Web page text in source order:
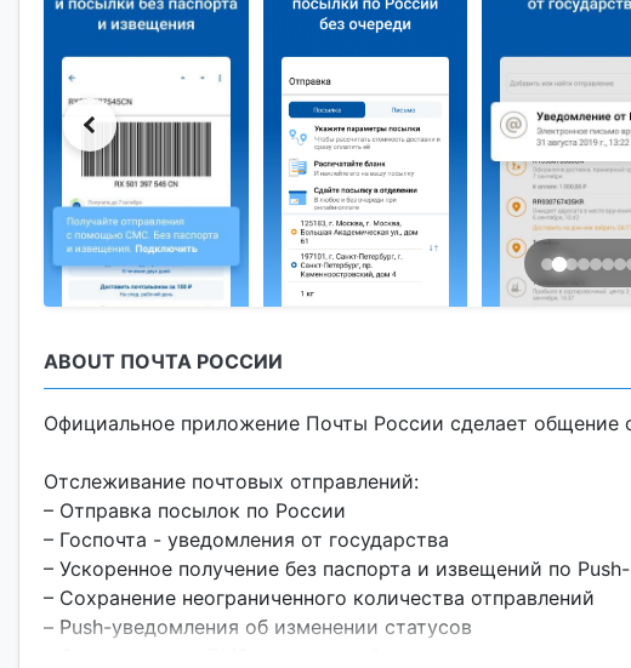
ABOUT ПОЧТА РОССИИ
Официальное приложение Почты России сделает
Отслеживание почтовых отправлений:
– Отправка посылок по России
– Госпочта - уведомления от государства
– Ускоренное получение без паспорта и извещений по
– Сохранение неограниченного количества отправлений
– Push-уведомления об изменении статусов